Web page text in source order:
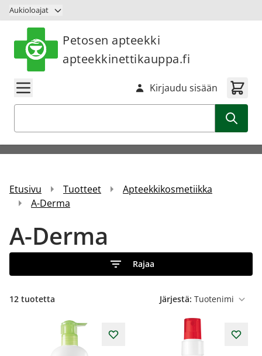
Siirry sisältöön
Aukioloajat
Petosen apteekki
apteekkinettikauppa.fi
Kirjaudu sisään
Etusivu Tuotteet
Apteekkikosmetiikka
A-Derma
A-Derma
Rajaa
12 tuotetta Järjestä: